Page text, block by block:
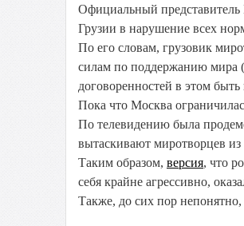
Официальный
Грузии в нарушение всех
По его словам, грузовик
силам по поддержанию мира
договоренностей в этом
Пока что Москва
По телевидению была
вытаскивают миротворцев
Таким образом, версия, что
себя крайне агрессивно,
Также, до сих пор